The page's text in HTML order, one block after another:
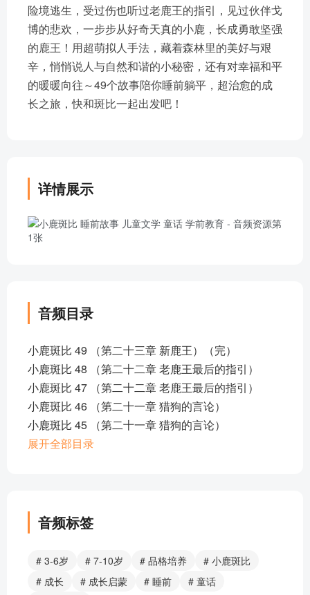
险境逃生，受过伤也听过老鹿王的指引，见过伙伴戈
博的悲欢，一步步从好奇天真的小鹿，长成勇敢坚强
的鹿王！用超萌拟人手法，藏着森林里的美好与艰
辛，悄悄说人与自然和谐的小秘密，还有对幸福和平
的暖暖向往～49个故事陪你睡前躺平，超治愈的成
长之旅，快和斑比一起出发吧！
详情展示
音频目录
小鹿斑比 49 （第二十三章 新鹿王）（完）
小鹿斑比 48 （第二十二章 老鹿王最后的指引）
小鹿斑比 47 （第二十二章 老鹿王最后的指引）
小鹿斑比 46 （第二十一章 猎狗的言论）
小鹿斑比 45 （第二十一章 猎狗的言论）
小鹿斑比 44 （第二十章 老橡树遇难）
小鹿斑比 40 （第十八章 斑比成长）
小鹿斑比 39 （第十八章 斑比成长）
小鹿斑比 38 （第十七章 戈博之死）
小鹿斑比 37 （第十七章 戈博之死）
展开全部目录
音频标签
# 3-6岁 # 7-10岁 # 品格培养
# 小鹿斑比
# 成长
# 成长启蒙 # 睡前 # 童话